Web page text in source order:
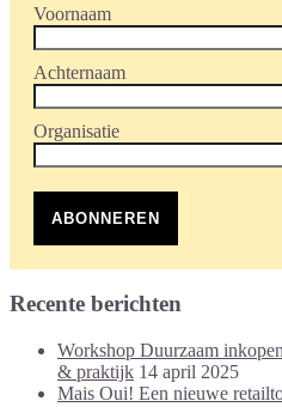
Voornaam
Achternaam
Organisatie
ABONNEREN
Recente berichten
Workshop Duurzaam
& praktijk 14 april 2025
Mais Oui! Een nieuwe